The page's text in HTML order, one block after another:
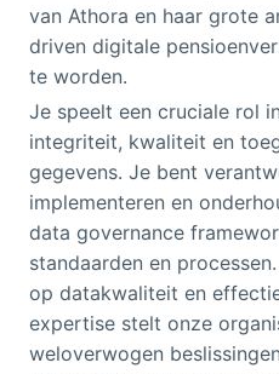
van Athora en haar grote
driven digitale
te worden.
Je speelt een cruciale rol
integriteit, kwaliteit en
gegevens. Je bent
implementeren en
data governance
standaarden en
op datakwaliteit en
expertise stelt onze
weloverwogen